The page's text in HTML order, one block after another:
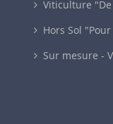
Viticulture
Hors Sol
Sur mesure -